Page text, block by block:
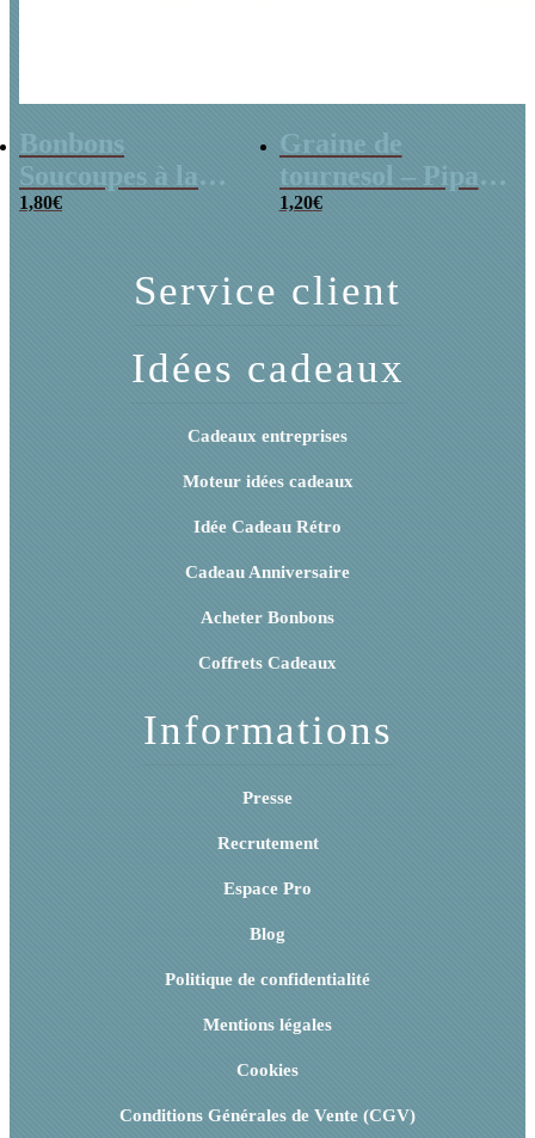
Bonbons
Soucoupes à la
poudre (x20)
1,80€
Graine de
tournesol – Pipas
x 3
1,20€
Service client
Idées cadeaux
Cadeaux entreprises
Moteur idées cadeaux
Idée Cadeau Rétro
Cadeau Anniversaire
Acheter Bonbons
Coffrets Cadeaux
Informations
Presse
Recrutement
Espace Pro
Blog
Politique de confidentialité
Mentions légales
Cookies
Conditions Générales de Vente (CGV)